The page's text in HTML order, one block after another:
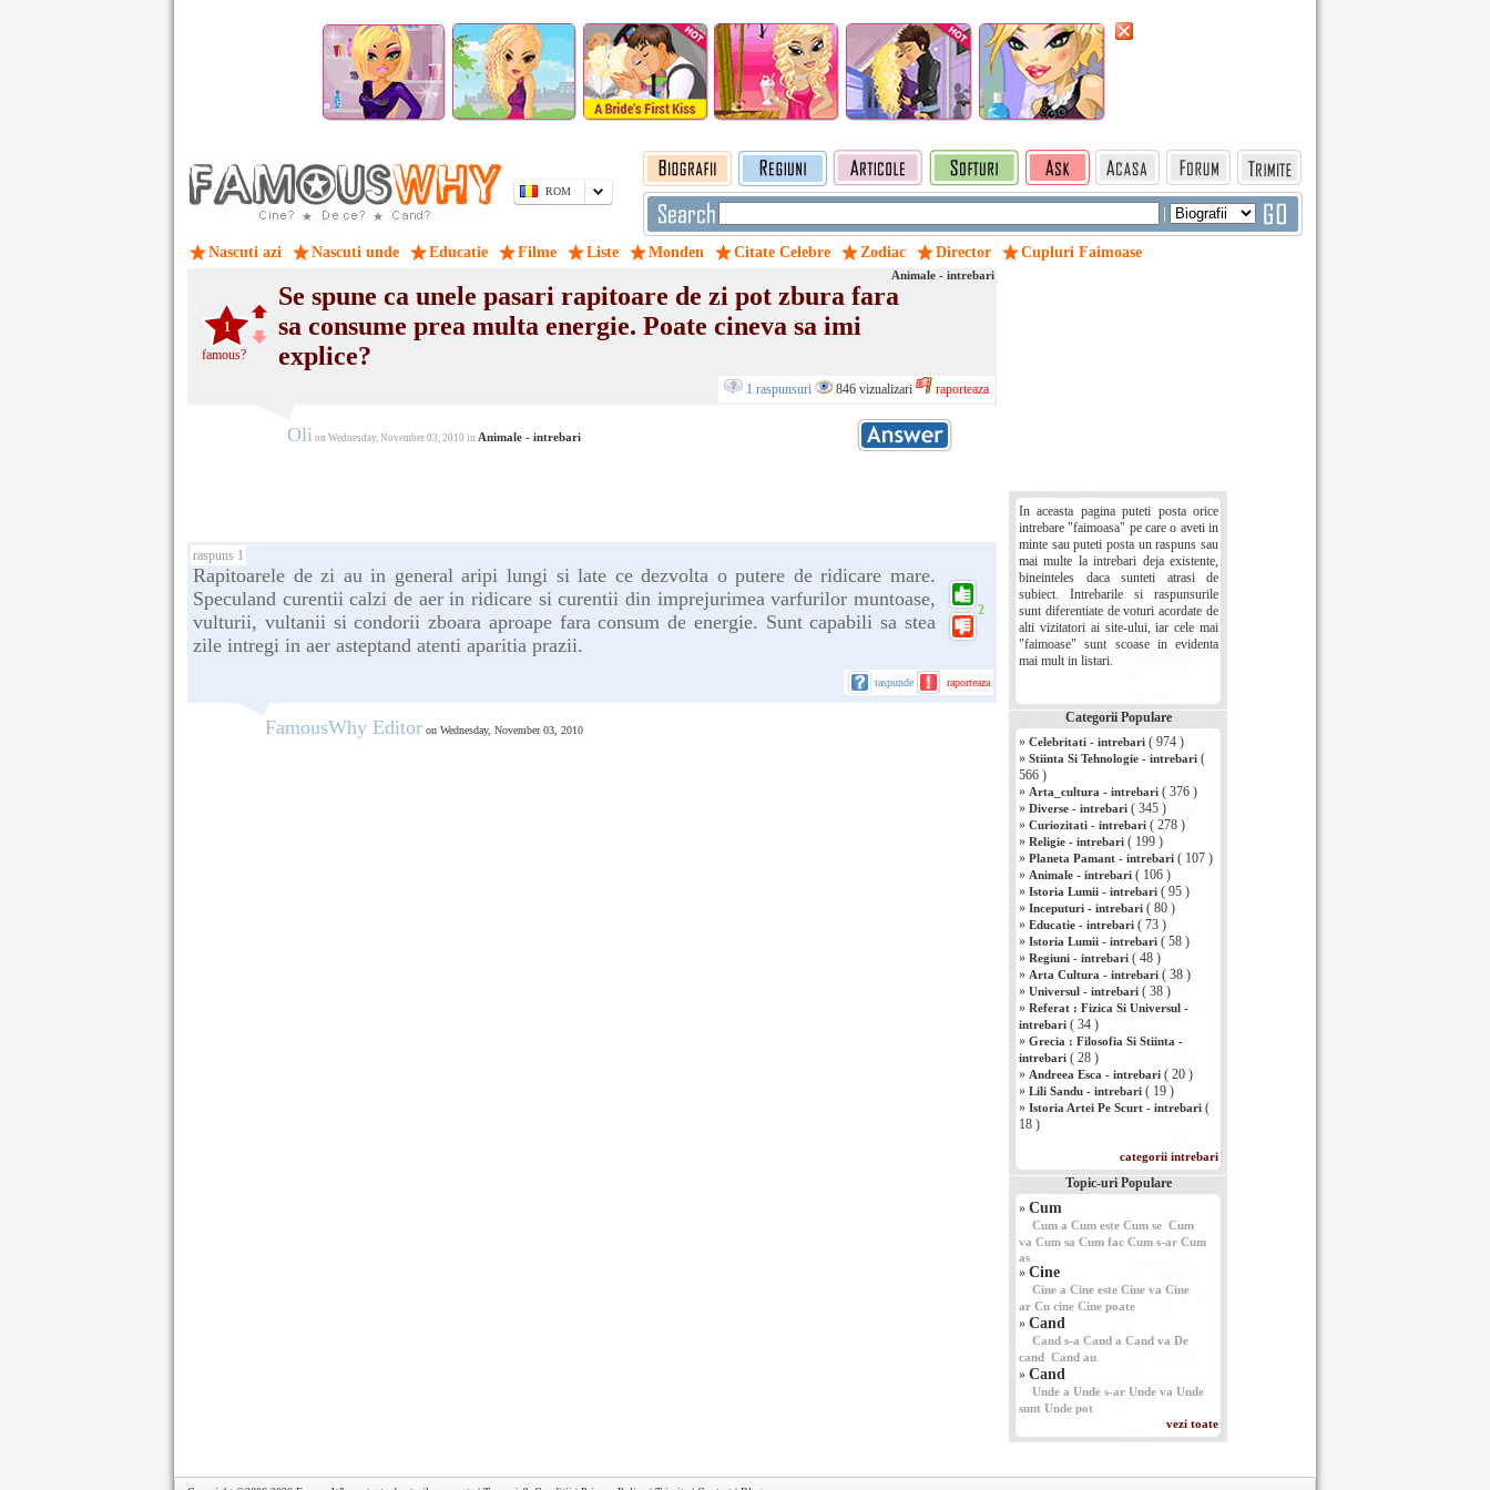
ROM
|
Nascuti azi Nascuti unde Educatie Filme Liste Monden Citate Celebre Zodiac Director Cupluri Faimoase
1
famous?
Animale - intrebari
Se spune ca unele pasari rapitoare de zi pot zbura fara
sa consume prea multa energie. Poate cineva sa imi
explice?
1 raspunsuri 846 vizualizari raporteaza
Oli on Wednesday, November 03, 2010 in Animale - intrebari
raspuns 1
Rapitoarele de zi au in general aripi lungi si late ce dezvolta o putere de ridicare mare.
Speculand curentii calzi de aer in ridicare si curentii din imprejurimea varfurilor muntoase,
vulturii, vultanii si condorii zboara aproape fara consum de energie. Sunt capabili sa stea
zile intregi in aer asteptand atenti aparitia prazii.
2
raspunde raporteaza
FamousWhy Editor on Wednesday, November 03, 2010
In aceasta pagina puteti posta orice
intrebare "faimoasa" pe care o aveti in
minte sau puteti posta un raspuns sau
mai multe la intrebari deja existente,
bineinteles daca sunteti atrasi de
subiect. Intrebarile si raspunsurile
sunt diferentiate de voturi acordate de
alti vizitatori ai site-ului, iar cele mai
"faimoase" sunt scoase in evidenta
mai mult in listari.
Categorii Populare
» Celebritati - intrebari ( 974 )
» Stiinta Si Tehnologie - intrebari (
566 )
» Arta_cultura - intrebari ( 376 )
» Diverse - intrebari ( 345 )
» Curiozitati - intrebari ( 278 )
» Religie - intrebari ( 199 )
» Planeta Pamant - intrebari ( 107 )
» Animale - intrebari ( 106 )
» Istoria Lumii - intrebari ( 95 )
» Inceputuri - intrebari ( 80 )
» Educatie - intrebari ( 73 )
» Istoria Lumii - intrebari ( 58 )
» Regiuni - intrebari ( 48 )
» Arta Cultura - intrebari ( 38 )
» Universul - intrebari ( 38 )
» Referat : Fizica Si Universul -
intrebari ( 34 )
» Grecia : Filosofia Si Stiinta -
intrebari ( 28 )
» Andreea Esca - intrebari ( 20 )
» Lili Sandu - intrebari ( 19 )
» Istoria Artei Pe Scurt - intrebari (
18 )
categorii intrebari
Topic-uri Populare
» Cum
Cum a Cum este Cum se Cum
va Cum sa Cum fac Cum s-ar Cum
as
» Cine
Cine a Cine este Cine va Cine
ar Cu cine Cine poate
» Cand
Cand s-a Cand a Cand va De
cand Cand au
» Cand
Unde a Unde s-ar Unde va Unde
sunt Unde pot
vezi toate